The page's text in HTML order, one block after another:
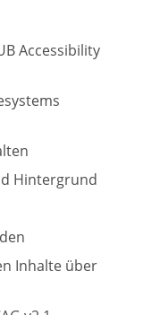
Accessibility
Hintergrund
Inhalte über